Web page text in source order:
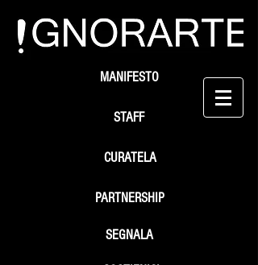
STAFF
SEGNALA
MANIFESTO
PARTNERSHIP
CURATELA